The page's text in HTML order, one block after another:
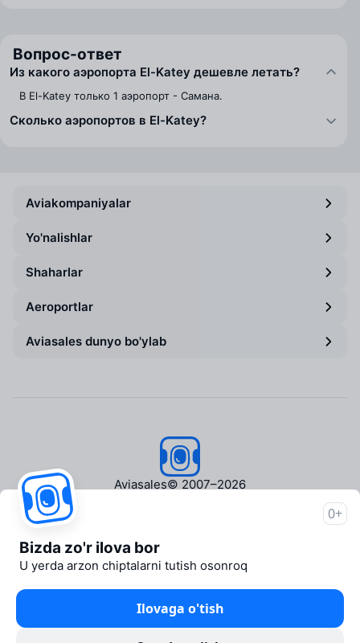
Вопрос-ответ
Из какого аэропорта El-Katey дешевле летать?
В El-Katey только 1 аэропорт - Самана.
Сколько аэропортов в El-Katey?
Aviakompaniyalar
Yo'nalishlar
Shaharlar
Aeroportlar
Aviasales dunyo bo'ylab
Aviasales© 2007–2026
Matbuot markazi
Travelpayouts
Hamkorlik dasturi
Media Yo'lovchi
aviasales.uz Sayohat mediasi
0+
Bizda zo'r ilova bor
U yerda arzon chiptalarni tutish osonroq
Ilovaga o'tish